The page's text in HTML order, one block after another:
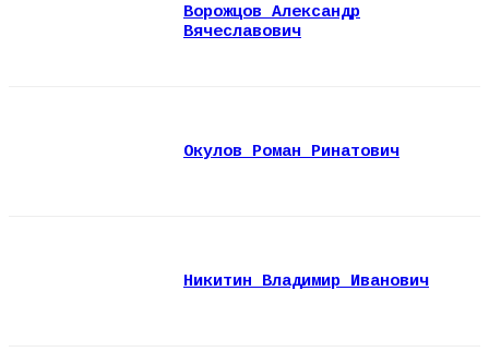
Ворожцов Александр
Вячеславович
Окулов Роман Ринатович
Никитин Владимир Иванович